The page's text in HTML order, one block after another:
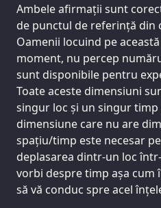
Ambele afirmații sunt
de punctul de referință din
Oamenii locuind pe
moment, nu percep
sunt disponibile pentru
Toate aceste dimensiuni
singur loc și un singur timp
dimensiune care nu are
spațiu/timp este necesar
deplasarea dintr-un loc
vorbi despre timp așa cum
să vă conduc spre acel